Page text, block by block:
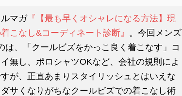
マガ『【最も早くオシャレになる方法】現
こなし&コーディネート診断』 。今回メンズ
、「クールビズをかっこ良く着こなす」コ
無し、ポロシャツOKなど、会社の規則によ
が、正直あまりスタイリッシュとはいえな
サくなりがちなクールビズでの着こなし術